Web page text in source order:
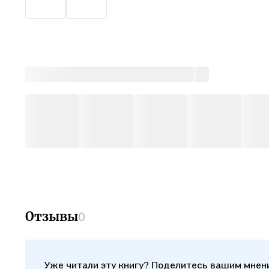
Отзывы0
Уже читали эту книгу? Поделитесь вашим